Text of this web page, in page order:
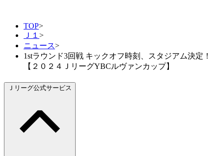
TOP>
Ｊ１ >
ニュース>
1stラウンド3回戦 キックオフ時刻、スタジアム決定！
【２０２４ＪリーグYBCルヴァンカップ】
Ｊリーグ公式サービス